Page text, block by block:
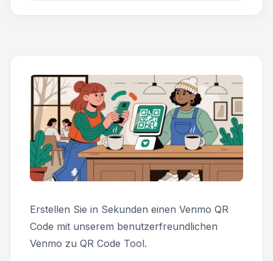
Erstellen Sie in Sekunden einen Venmo QR
Code mit unserem benutzerfreundlichen
Venmo zu QR Code Tool.